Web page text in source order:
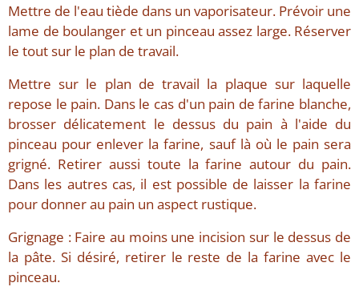
Mettre de l'eau tiède dans un vaporisateur. Prévoir une
lame de boulanger et un pinceau assez large. Réserver
le tout sur le plan de travail.
Mettre sur le plan de travail la plaque sur laquelle
repose le pain. Dans le cas d'un pain de farine blanche,
brosser délicatement le dessus du pain à l'aide du
pinceau pour enlever la farine, sauf là où le pain sera
grigné. Retirer aussi toute la farine autour du pain.
Dans les autres cas, il est possible de laisser la farine
pour donner au pain un aspect rustique.
Grignage : Faire au moins une incision sur le dessus de
la pâte. Si désiré, retirer le reste de la farine avec le
pinceau.